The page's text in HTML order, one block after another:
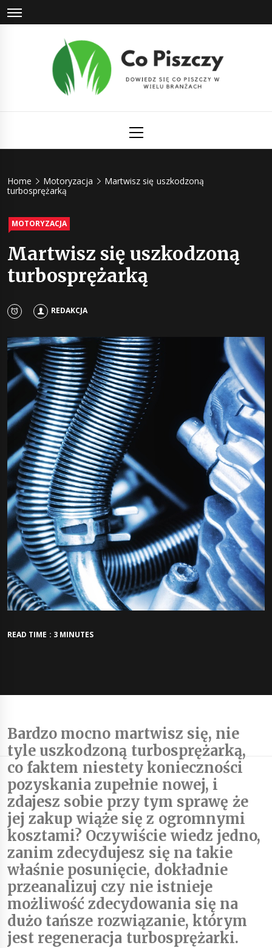
Skip
to
Menu
Home Motoryzacja
Martwisz się uszkodzoną
turbosprężarką
MOTORYZACJA
Martwisz się uszkodzoną
turbosprężarką
REDAKCJA
READ TIME : 3 MINUTES
Bardzo mocno martwisz się, nie
tyle uszkodzoną turbosprężarką,
co faktem niestety konieczności
pozyskania zupełnie nowej, i
zdajesz sobie przy tym sprawę że
jej zakup wiąże się z ogromnymi
kosztami? Oczywiście wiedz jedno,
zanim zdecydujesz się na takie
właśnie posunięcie, dokładnie
przeanalizuj czy nie istnieje
możliwość zdecydowania się na
dużo tańsze rozwiązanie, którym
jest regeneracja turbosprężarki.